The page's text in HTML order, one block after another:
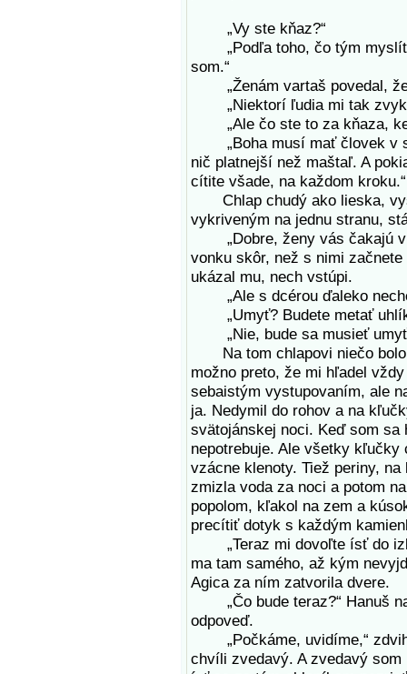
„Vy ste kňaz?“
„Podľa toho, čo tým
som.“
„Ženám vartaš povedal, že
„Niektorí ľudia mi tak
„Ale čo ste to za kňaza,
„Boha musí mať človek v
nič platnejší než maštaľ. A
cítite všade, na každom kroku.“
Chlap chudý ako lieska,
vykriveným na jednu stranu,
„Dobre, ženy vás čakajú v
vonku skôr, než s nimi
ukázal mu, nech vstúpi.
„Ale s dcérou ďaleko
„Umyť? Budete metať
„Nie, bude sa musieť umyť
Na tom chlapovi niečo bolo.
možno preto, že mi hľadel
sebaistým vystupovaním, ale
ja. Nedymil do rohov a na
svätojánskej noci. Keď som
nepotrebuje. Ale všetky
vzácne klenoty. Tiež periny,
zmizla voda za noci a potom
popolom, kľakol na zem a
precítiť dotyk s každým
„Teraz mi dovoľte ísť do
ma tam samého, až kým
Agica za ním zatvorila dvere.
„Čo bude teraz?“ Hanuš
odpoveď.
„Počkáme, uvidíme,“
chvíli zvedavý. A zvedavý